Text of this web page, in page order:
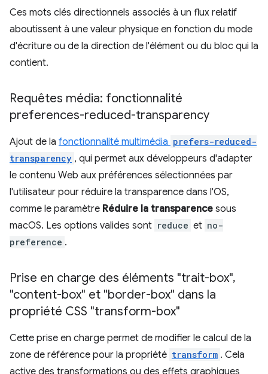
Ces mots clés directionnels associés à un flux relatif
aboutissent à une valeur physique en fonction du mode
d'écriture ou de la direction de l'élément ou du bloc qui la
contient.
Requêtes média: fonctionnalité
preferences-reduced-transparency
Ajout de la fonctionnalité multimédia prefers-reduced-
transparency , qui permet aux développeurs d'adapter
le contenu Web aux préférences sélectionnées par
l'utilisateur pour réduire la transparence dans l'OS,
comme le paramètre Réduire la transparence sous
macOS. Les options valides sont reduce et no-
preference .
Prise en charge des éléments "trait-box",
"content-box" et "border-box" dans la
propriété CSS "transform-box"
Cette prise en charge permet de modifier le calcul de la
zone de référence pour la propriété transform . Cela
active des transformations ou des effets graphiques